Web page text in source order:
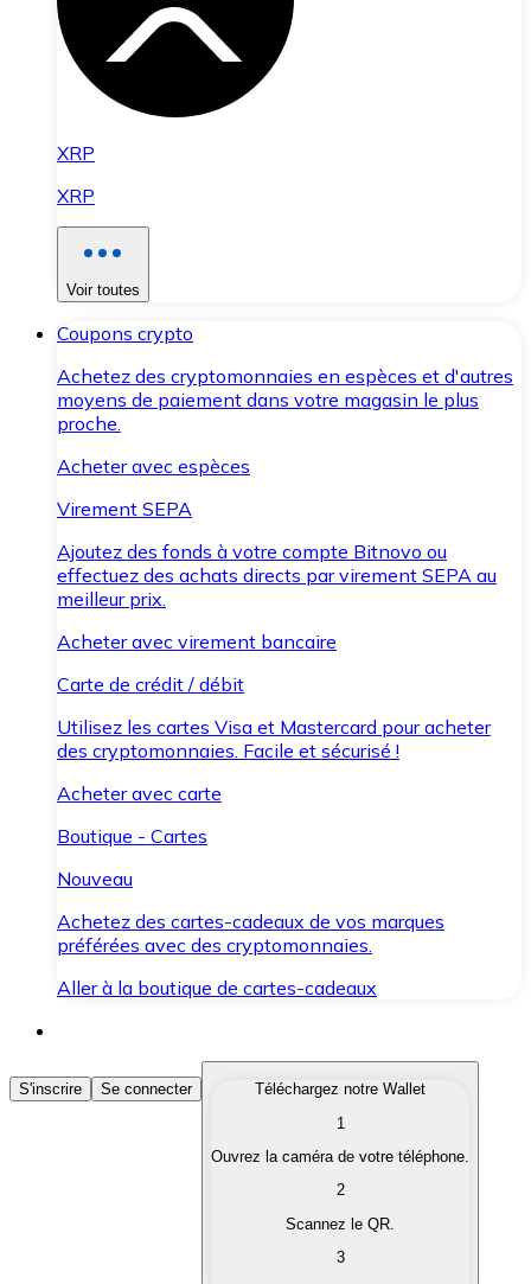
XRP
XRP
Voir toutes
Coupons crypto
Achetez des cryptomonnaies en espèces et d'autres
moyens de paiement dans votre magasin le plus
proche.
Acheter avec espèces
Virement SEPA
Ajoutez des fonds à votre compte Bitnovo ou
effectuez des achats directs par virement SEPA au
meilleur prix.
Acheter avec virement bancaire
Carte de crédit / débit
Utilisez les cartes Visa et Mastercard pour acheter
des cryptomonnaies. Facile et sécurisé !
Acheter avec carte
Boutique - Cartes
Nouveau
Achetez des cartes-cadeaux de vos marques
préférées avec des cryptomonnaies.
Aller à la boutique de cartes-cadeaux
Acheter des Cryptomonnaies
Achetez les cryptomonnaies qui vous intéressent
Convertissez vos cryptomonnaies en monnaie
S'inscrire Se connecter
Téléchargez notre Wallet
1
Ouvrez la caméra de votre téléphone.
2
Scannez le QR.
3